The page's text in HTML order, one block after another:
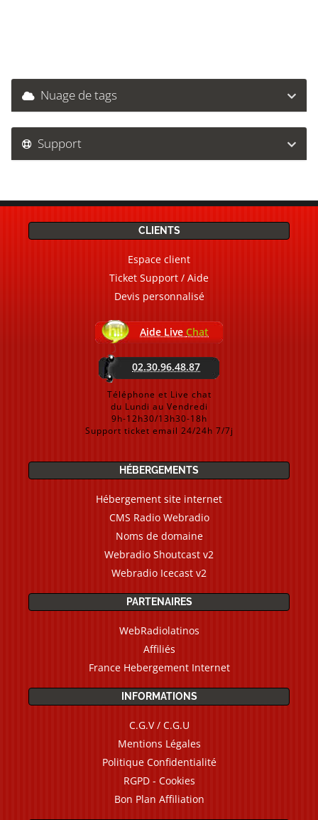
Nuage de tags
Support
CLIENTS
Espace client
Ticket Support / Aide
Devis personnalisé
Aide Live Chat
02.30.96.48.87
Téléphone et Live chat
du Lundi au Vendredi
9h-12h30/13h30-18h
Support ticket email 24/24h 7/7j
HÉBERGEMENTS
Hébergement site internet
CMS Radio Webradio
Noms de domaine
Webradio Shoutcast v2
Webradio Icecast v2
PARTENAIRES
WebRadiolatinos
Affiliés
France Hebergement Internet
INFORMATIONS
C.G.V / C.G.U
Mentions Légales
Politique Confidentialité
RGPD - Cookies
Bon Plan Affiliation